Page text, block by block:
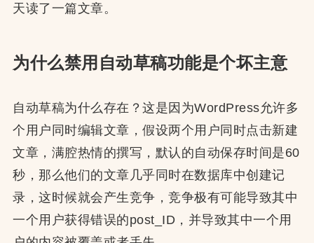
天读了一篇文章。
为什么禁用自动草稿功能是个坏主意
自动草稿为什么存在？这是因为WordPress允许多
个用户同时编辑文章，假设两个用户同时点击新建
文章，满腔热情的撰写，默认的自动保存时间是60
秒，那么他们的文章几乎同时在数据库中创建记
录，这时候就会产生竞争，竞争极有可能导致其中
一个用户获得错误的post_ID，并导致其中一个用